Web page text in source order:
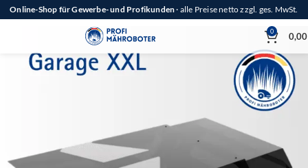
Online-Shop für Gewerbe- und Profikunden· alle Preise netto zzgl. ges. MwSt.
0